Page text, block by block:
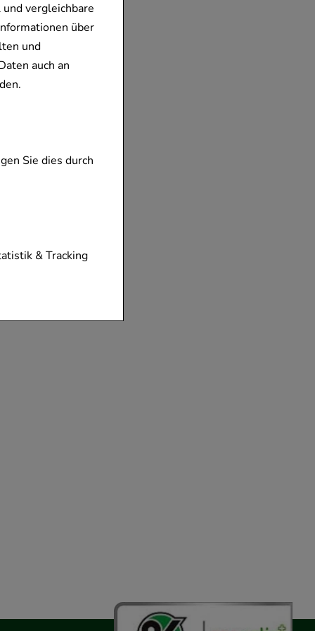
vergleichbare
über
und
auch an
Sie dies durch
unserer
nicht
& Tracking